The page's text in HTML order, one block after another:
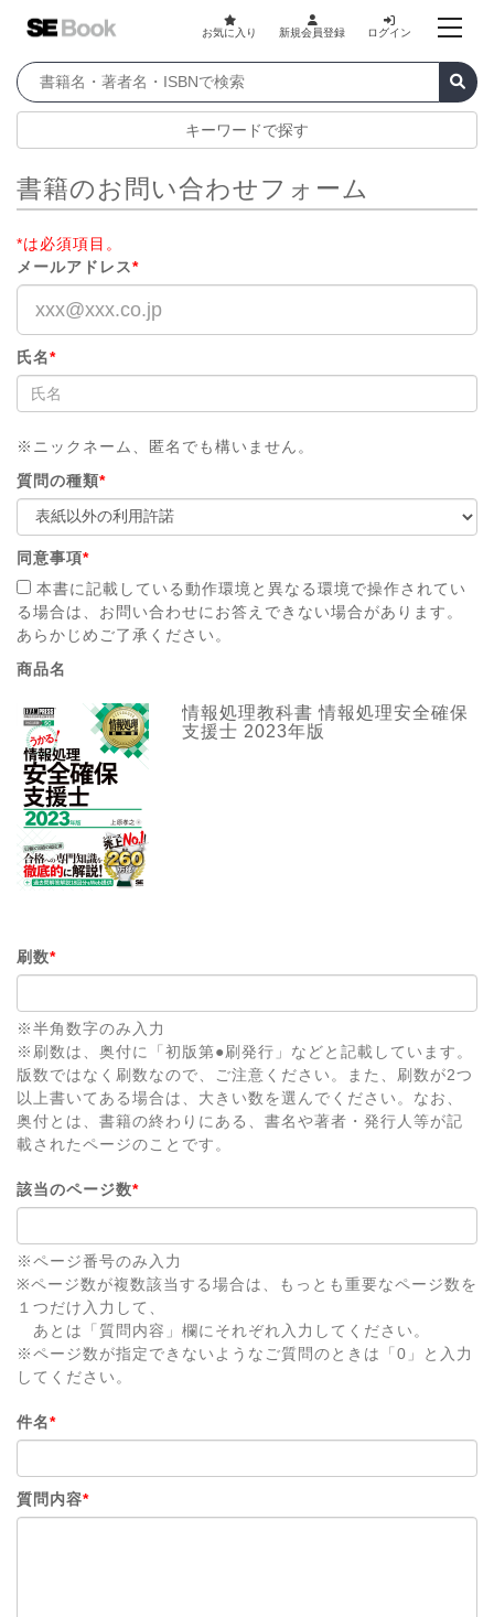
お気に入り 新規会員登録 ログイン
キーワードで探す
書籍のお問い合わせフォーム
*は必須項目。
メールアドレス*
氏名*
※ニックネーム、匿名でも構いません。
質問の種類*
同意事項*
本書に記載している動作環境と異なる環境で操作されてい
る場合は、お問い合わせにお答えできない場合があります。
あらかじめご了承ください。
商品名
情報処理教科書 情報処理安全確保
支援士 2023年版
刷数*
※半角数字のみ入力
※刷数は、奥付に「初版第●刷発行」などと記載しています。
版数ではなく刷数なので、ご注意ください。また、刷数が2つ
以上書いてある場合は、大きい数を選んでください。なお、
奥付とは、書籍の終わりにある、書名や著者・発行人等が記
載されたページのことです。
該当のページ数*
※ページ番号のみ入力
※ページ数が複数該当する場合は、もっとも重要なページ数を
１つだけ入力して、
あとは「質問内容」欄にそれぞれ入力してください。
※ページ数が指定できないようなご質問のときは「0」と入力
してください。
件名*
質問内容*